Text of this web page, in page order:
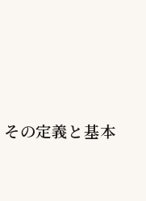
の定義と基本